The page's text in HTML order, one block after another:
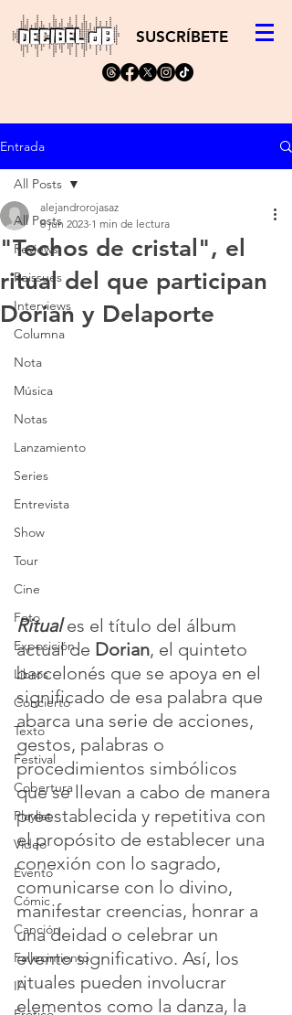
SUSCRÍBETE
Entrada
All Posts
Reviews
Reissues
Interviews
Columna
Nota
Música
Notas
Lanzamiento
Series
Entrevista
Show
Tour
Cine
Foto
Exposición
Libros
Concierto
Texto
Festival
Cobertura
Playlist
Video
Evento
Cómic
Canción
Fallecimiento
IA
All Posts
"Techos de cristal", el
ritual del que participan
Dorian y Delaporte
alejandrorojasaz
8 jun 2023 1 min de lectura
Ritual es el título del álbum
actual de Dorian, el quinteto
barcelonés que se apoya en el
significado de esa palabra que
abarca una serie de acciones,
gestos, palabras o
procedimientos simbólicos
que se llevan a cabo de manera
preestablecida y repetitiva con
el propósito de establecer una
conexión con lo sagrado,
comunicarse con lo divino,
manifestar creencias, honrar a
una deidad o celebrar un
evento significativo. Así, los
rituales pueden involucrar
elementos como la danza, la